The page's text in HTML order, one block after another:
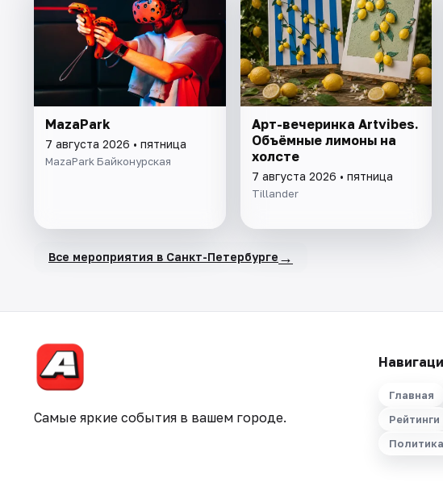
MazaPark
7 августа 2026 • пятница
MazaPark Байконурская
Арт-вечеринка Artvibes.
Объёмные лимоны на
холсте
7 августа 2026 • пятница
Tillander
Все мероприятия в Санкт-Петербурге →
Самые яркие события в вашем городе.
Главная
Рейтинги